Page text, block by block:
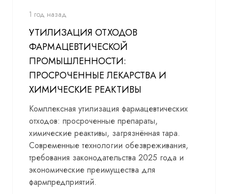
1 год назад
УТИЛИЗАЦИЯ ОТХОДОВ
ФАРМАЦЕВТИЧЕСКОЙ
ПРОМЫШЛЕННОСТИ:
ПРОСРОЧЕННЫЕ ЛЕКАРСТВА И
ХИМИЧЕСКИЕ РЕАКТИВЫ
Комплексная утилизация фармацевтических
отходов: просроченные препараты,
химические реактивы, загрязнённая тара.
Современные технологии обезвреживания,
требования законодательства 2025 года и
экономические преимущества для
фармпредприятий.